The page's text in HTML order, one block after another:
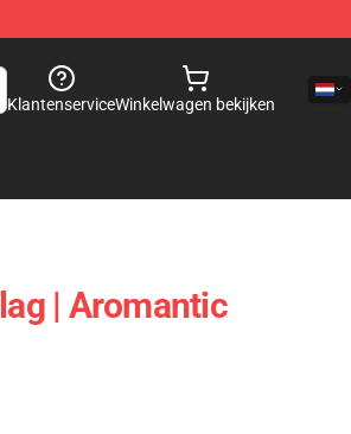
KlantenserviceWinkelwagen bekijken
| Aromantic